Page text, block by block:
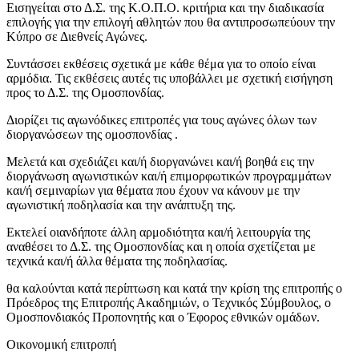
Εισηγείται στο Δ.Σ. της Κ.Ο.Π.Ο. κριτήρια και την διαδικασία
επιλογής για την επιλογή αθλητών που θα αντιπροσωπεύουν την
Κύπρο σε Διεθνείς Αγώνες.
Συντάσσει εκθέσεις σχετικά με κάθε θέμα για το οποίο είναι
αρμόδια. Τις εκθέσεις αυτές τις υποβάλλει με σχετική εισήγηση
προς το Δ.Σ. της Ομοσπονδίας.
Διορίζει τις αγωνόδικες επιτροπές για τους αγώνες όλων των
διοργανώσεων της ομοσπονδίας .
Μελετά και σχεδιάζει και/ή διοργανώνει και/ή βοηθά εις την
διοργάνωση αγωνιστικών και/ή επιμορφωτικών προγραμμάτων
και/ή σεμιναρίων για θέματα που έχουν να κάνουν με την
αγωνιστική ποδηλασία και την ανάπτυξη της.
Εκτελεί οιανδήποτε άλλη αρμοδιότητα και/ή λειτουργία της
αναθέσει το Δ.Σ. της Ομοσπονδίας και η οποία σχετίζεται με
τεχνικά και/ή άλλα θέματα της ποδηλασίας.
θα καλούνται κατά περίπτωση και κατά την κρίση της επιτροπής ο
Πρόεδρος της Επιτροπής Ακαδημιών, ο Τεχνικός Σύμβουλος, ο
Ομοσπονδιακός Προπονητής και ο Έφορος εθνικών ομάδων.
Οικονομική επιτροπή